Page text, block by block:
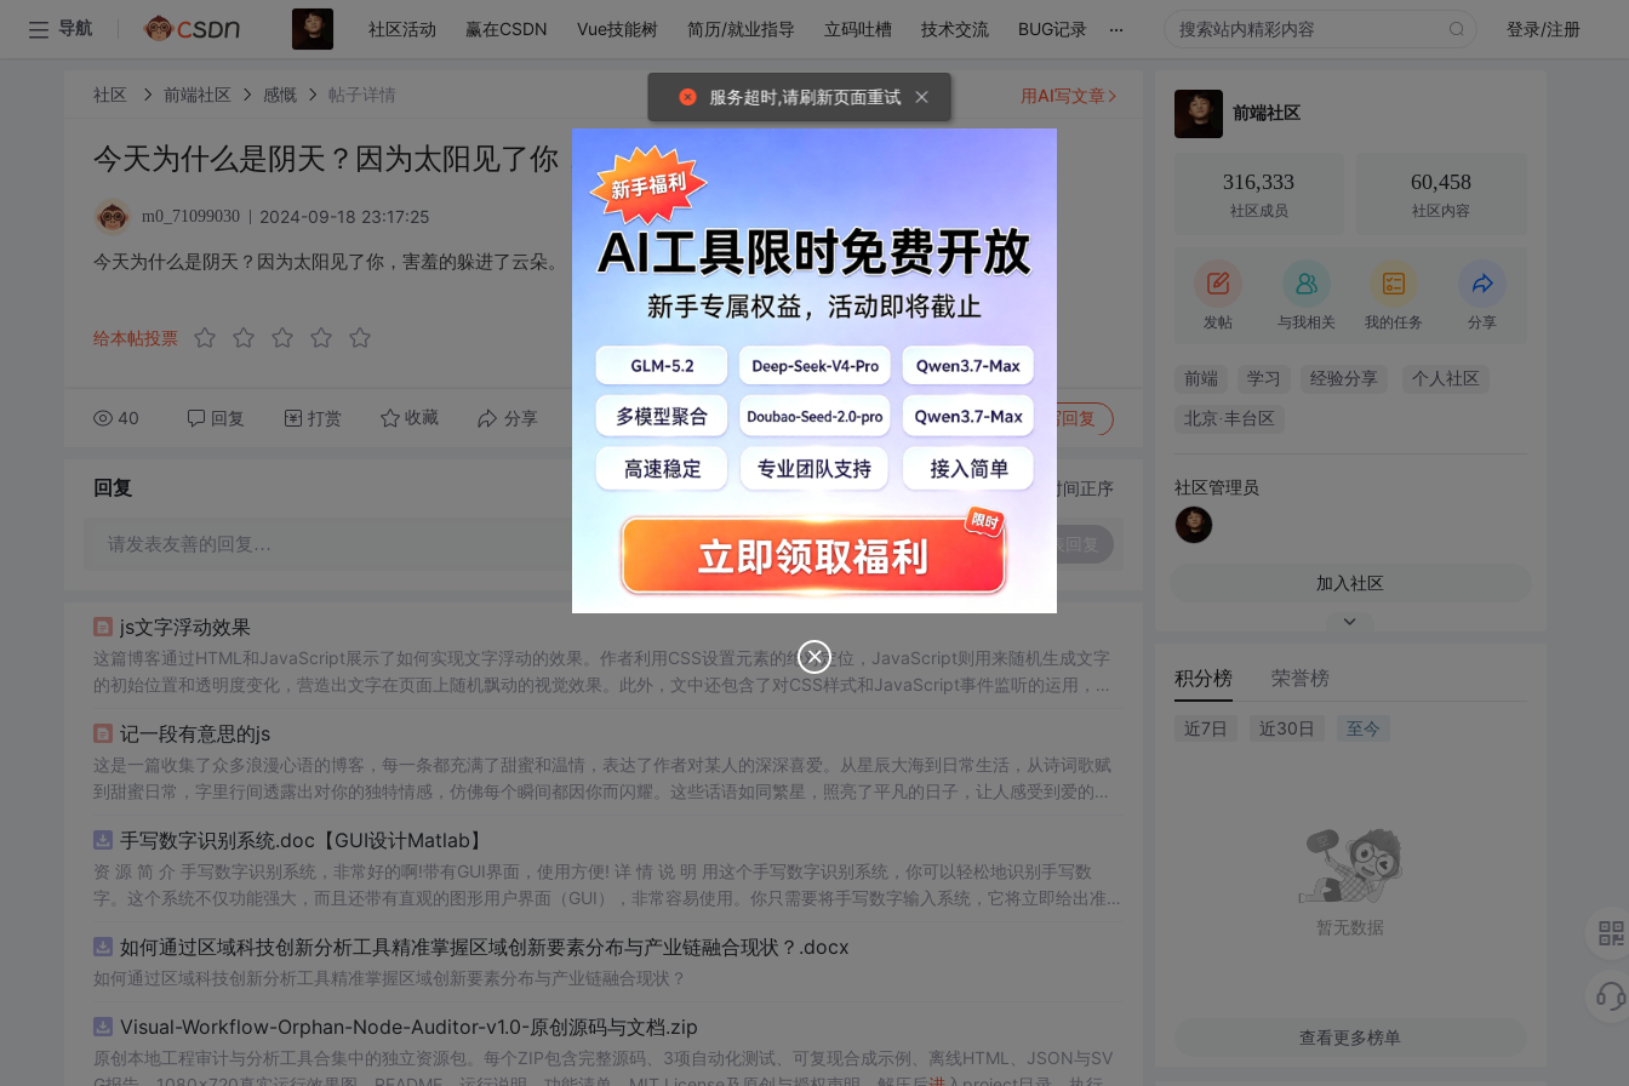
导航 社区活动 赢在CSDN Vue技能树 简历/就业指导 立码吐槽 技术交流 BUG记录 ... 登录/注册
社区 前端社区 感慨 帖子详情
今天为什么是阴天？因为太阳见了你，害羞的躲进了云朵。
m0_71099030 2024-09-18 23:17:25
今天为什么是阴天？因为太阳见了你，害羞的躲进了云朵。
给本帖投票
40 回复 打赏 收藏 分享 转发到动态 举报 写回复
用AI写文章
回复 切换为时间正序
请发表友善的回复…
js文字浮动效果
这篇博客通过HTML和JavaScript展示了如何实现文字浮动的效果。作者利用CSS设置元素的绝对定位，JavaScript则用来随机生成文字
的初始位置和透明度变化，营造出文字在页面上随机飘动的视觉效果。此外，文中还包含了对CSS样式和JavaScript事件监听的运用，增
记一段有意思的js
这是一篇收集了众多浪漫心语的博客，每一条都充满了甜蜜和温情，表达了作者对某人的深深喜爱。从星辰大海到日常生活，从诗词歌赋
到甜蜜日常，字里行间透露出对你的独特情感，仿佛每个瞬间都因你而闪耀。这些话语如同繁星，照亮了平凡的日子，让人感受到爱的力
手写数字识别系统.doc【GUI设计Matlab】
资 源 简 介 手写数字识别系统，非常好的啊!带有GUI界面，使用方便! 详 情 说 明 用这个手写数字识别系统，你可以轻松地识别手写数
字。这个系统不仅功能强大，而且还带有直观的图形用户界面（GUI），非常容易使用。你只需要将手写数字输入系统，它将立即给出准确
便和实用的工具，你一定会喜欢它的！
如何通过区域科技创新分析工具精准掌握区域创新要素分布与产业链融合现状？.docx
如何通过区域科技创新分析工具精准掌握区域创新要素分布与产业链融合现状？
Visual-Workflow-Orphan-Node-Auditor-v1.0-原创源码与文档.zip
原创本地工程审计与分析工具合集中的独立资源包。每个ZIP包含完整源码、3项自动化测试、可复现合成示例、离线HTML、JSON与SV
前端社区
316,333
社区成员
60,458
社区内容
发帖 与我相关 我的任务 分享
前端 学习 经验分享 个人社区
北京·丰台区
社区管理员
加入社区
积分榜 荣誉榜
近7日 近30日 至今
暂无数据
查看更多榜单
服务超时,请刷新页面重试